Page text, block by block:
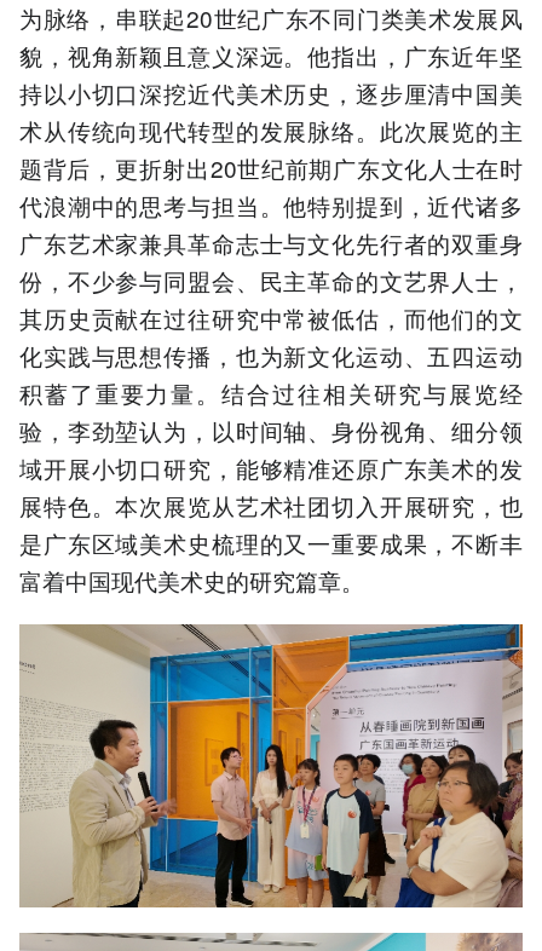
为脉络，串联起20世纪广东不同门类美术发展风
貌，视角新颖且意义深远。他指出，广东近年坚
持以小切口深挖近代美术历史，逐步厘清中国美
术从传统向现代转型的发展脉络。此次展览的主
题背后，更折射出20世纪前期广东文化人士在时
代浪潮中的思考与担当。他特别提到，近代诸多
广东艺术家兼具革命志士与文化先行者的双重身
份，不少参与同盟会、民主革命的文艺界人士，
其历史贡献在过往研究中常被低估，而他们的文
化实践与思想传播，也为新文化运动、五四运动
积蓄了重要力量。结合过往相关研究与展览经
验，李劲堃认为，以时间轴、身份视角、细分领
域开展小切口研究，能够精准还原广东美术的发
展特色。本次展览从艺术社团切入开展研究，也
是广东区域美术史梳理的又一重要成果，不断丰
富着中国现代美术史的研究篇章。